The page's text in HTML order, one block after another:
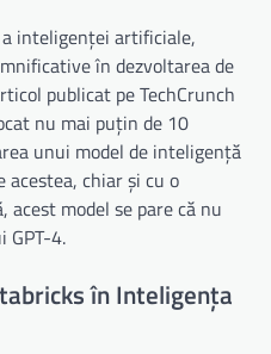
inteligenței artificiale,
în dezvoltarea de
publicat pe TechCrunch
nu mai puțin de 10
unui model de inteligență
chiar și cu o
model se pare că nu
GPT-4.
în Inteligența